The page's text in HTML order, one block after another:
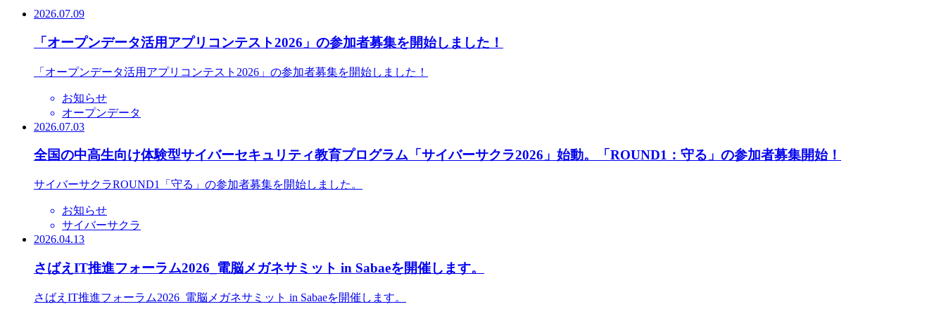
2026.07.09
「オープンデータ活用アプリコンテスト2026」の参加者募集を開始しました！
「オープンデータ活用アプリコンテスト2026」の参加者募集を開始しました！
お知らせ
オープンデータ
2026.07.03
全国の中高生向け体験型サイバーセキュリティ教育プログラム「サイバーサクラ2026」始動。「ROUND1：守る」の参加者募集開始！
サイバーサクラROUND1「守る」の参加者募集を開始しました。
お知らせ
サイバーサクラ
2026.04.13
さばえIT推進フォーラム2026_電脳メガネサミット in Sabaeを開催します。
さばえIT推進フォーラム2026_電脳メガネサミット in Sabaeを開催します。